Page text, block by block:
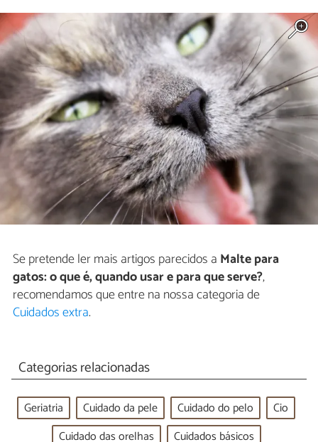
Se pretende ler mais artigos parecidos a Malte para
gatos: o que é, quando usar e para que serve?,
recomendamos que entre na nossa categoria de
Cuidados extra.
Categorias relacionadas
Geriatria Cuidado da pele Cuidado do pelo
Cio
Cuidado das orelhas
Cuidados básicos